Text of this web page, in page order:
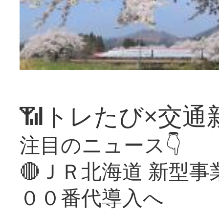
📶トレたび×交通
注目のニュース👇
🔴ＪＲ北海道 新型
００番代導入へ